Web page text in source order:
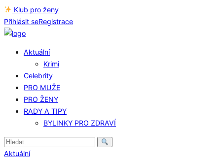
Klub pro ženy
Přihlásit seRegistrace
Aktuální
Krimi
Celebrity
PRO MUŽE
PRO ŽENY
RADY A TIPY
BYLINKY PRO ZDRAVÍ
Hledat:
Aktuální